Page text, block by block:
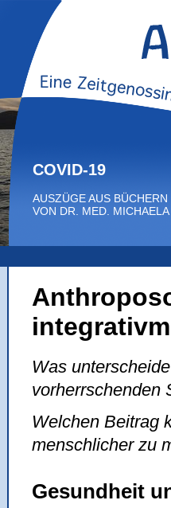
COVID-19
AUSZÜGE AUS
VON DR. MED.
Was
vorherrschenden
Welchen Beitrag
menschlicher zu
Gesundheit